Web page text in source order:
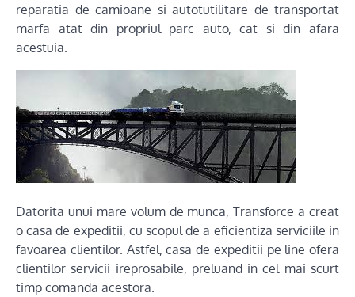
reparatia de camioane si autotutilitare de transportat
marfa atat din propriul parc auto, cat si din afara
acestuia.
Datorita unui mare volum de munca, Transforce a creat
o casa de expeditii, cu scopul de a eficientiza serviciile in
favoarea clientilor. Astfel, casa de expeditii pe line ofera
clientilor servicii ireprosabile, preluand in cel mai scurt
timp comanda acestora.